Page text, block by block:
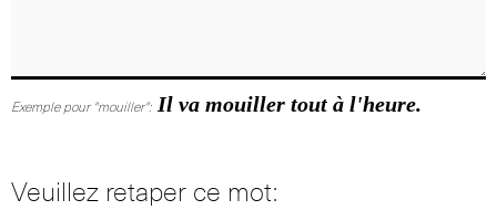
Exemple pour "mouiller": Il va mouiller tout à l'heure.
Veuillez retaper ce mot: